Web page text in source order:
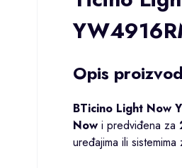
Opis
BTicino Light Now
Now i predviđena za
uređajima ili